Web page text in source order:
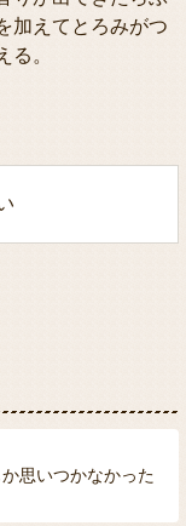
加えてとろみがつ
る。
思いつかなかった